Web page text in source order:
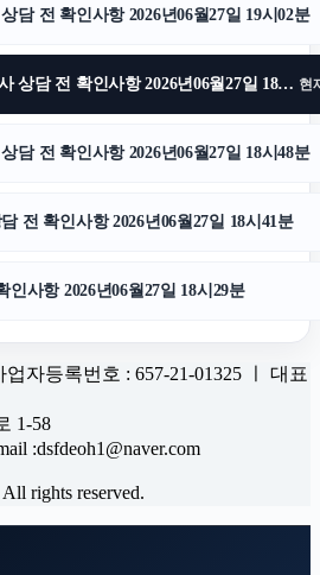
담 전 확인사항 2026년06월27일 19시02분
김해이혼전문변호사 상담 전 확인사항 2026년06월27일 18시50분 현
담 전 확인사항 2026년06월27일 18시48분
전 확인사항 2026년06월27일 18시41분
인사항 2026년06월27일 18시29분
자등록번호 : 657-21-01325 ㅣ 대표
1-58
:dsfdeoh1@naver.com
rights reserved.